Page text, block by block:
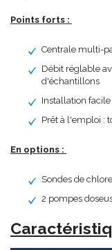
Points forts :
Centrale multi-
Débit réglable
d'échantillons
Installation
Prêt à l'emploi :
En options :
Sondes de
2 pompes